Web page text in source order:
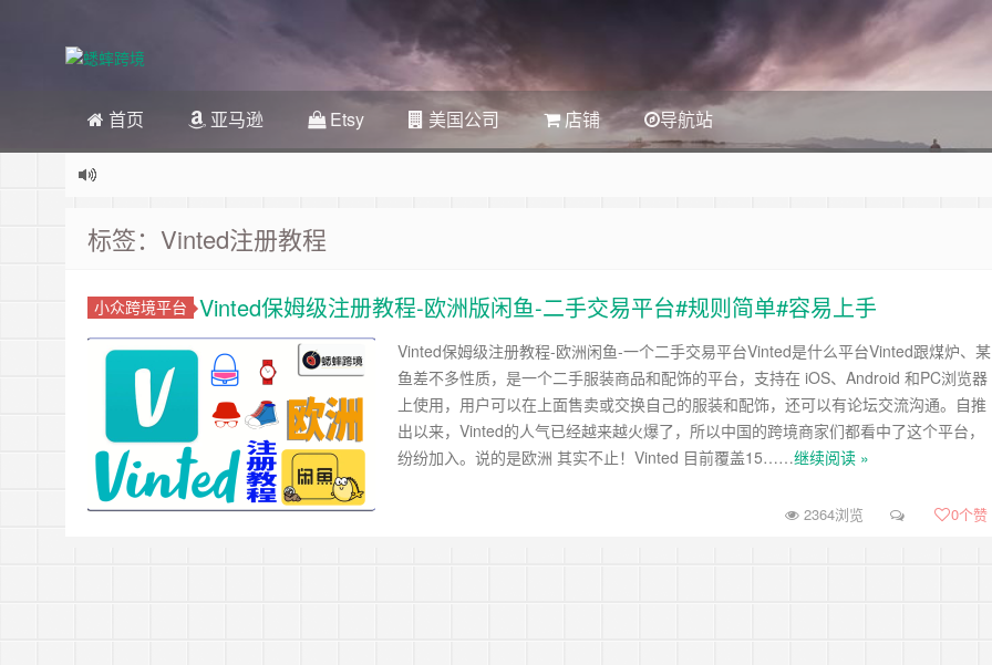
首页 亚马逊 Etsy 美国公司 店铺 导航站
标签：Vinted注册教程
小众跨境平台 Vinted保姆级注册教程-欧洲版闲鱼-二手交易平台#规则简单#容易上手
Vinted保姆级注册教程-欧洲闲鱼-一个二手交易平台Vinted是什么平台Vinted跟煤炉、某
鱼差不多性质，是一个二手服装商品和配饰的平台，支持在 iOS、Android 和PC浏览器
上使用，用户可以在上面售卖或交换自己的服装和配饰，还可以有论坛交流沟通。自推
出以来，Vinted的人气已经越来越火爆了，所以中国的跨境商家们都看中了这个平台，
纷纷加入。说的是欧洲 其实不止！Vinted 目前覆盖15……继续阅读 »
2364浏览 0个赞